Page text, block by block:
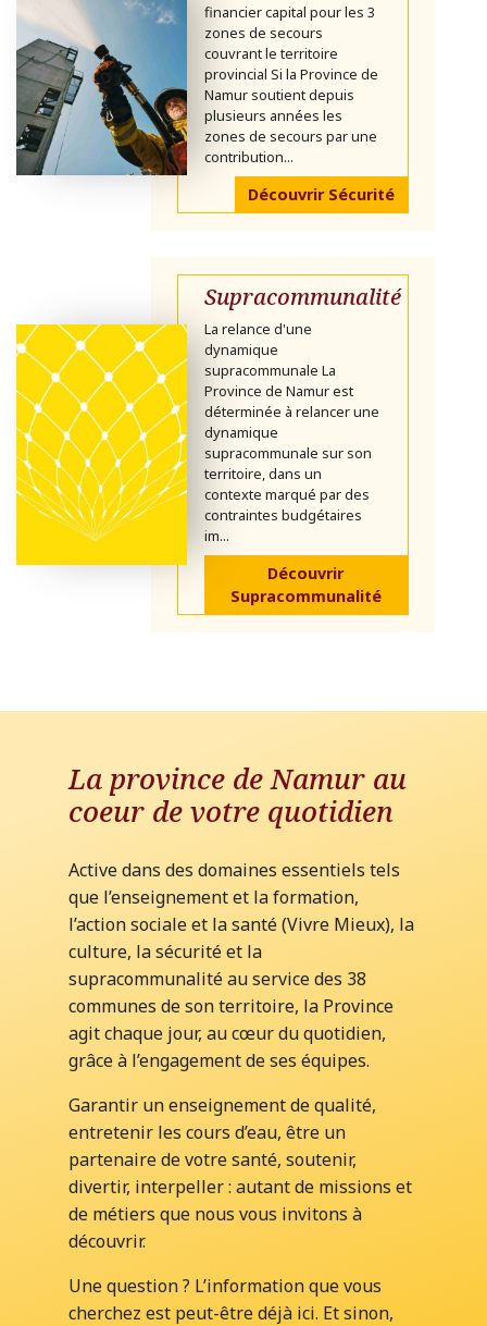
financier capital pour les 3
zones de secours
couvrant le territoire
provincial Si la Province de
Namur soutient depuis
plusieurs années les
zones de secours par une
contribution...
Découvrir Sécurité
Supracommunalité
La relance d'une
dynamique
supracommunale La
Province de Namur est
déterminée à relancer une
dynamique
supracommunale sur son
territoire, dans un
contexte marqué par des
contraintes budgétaires
im...
Découvrir
Supracommunalité
La province de Namur au
coeur de votre quotidien
Active dans des domaines essentiels tels
que l’enseignement et la formation,
l’action sociale et la santé (Vivre Mieux), la
culture, la sécurité et la
supracommunalité au service des 38
communes de son territoire, la Province
agit chaque jour, au cœur du quotidien,
grâce à l’engagement de ses équipes.
Garantir un enseignement de qualité,
entretenir les cours d’eau, être un
partenaire de votre santé, soutenir,
divertir, interpeller : autant de missions et
de métiers que nous vous invitons à
découvrir.
Une question ? L’information que vous
cherchez est peut-être déjà ici. Et sinon,